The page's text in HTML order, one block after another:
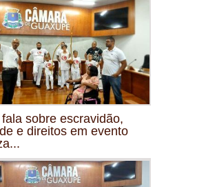
sobre escravidão,
e direitos em evento